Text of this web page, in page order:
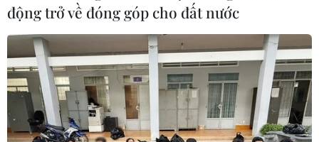
động trở về đóng góp cho đất nước